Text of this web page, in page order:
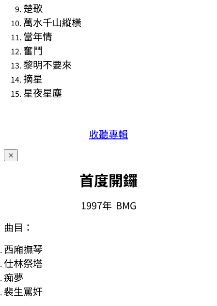
楚歌
萬水千山縱橫
當年情
奮鬥
黎明不要來
摘星
星夜星塵
收聽專輯
×
首度開鑼
1997年 BMG
曲目：
西廂撫琴
仕林祭塔
痴夢
裴生罵奸